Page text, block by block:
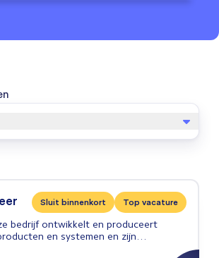
Sluit binnenkort Top vacature
bedrijf ontwikkelt en produceert
en systemen en zijn